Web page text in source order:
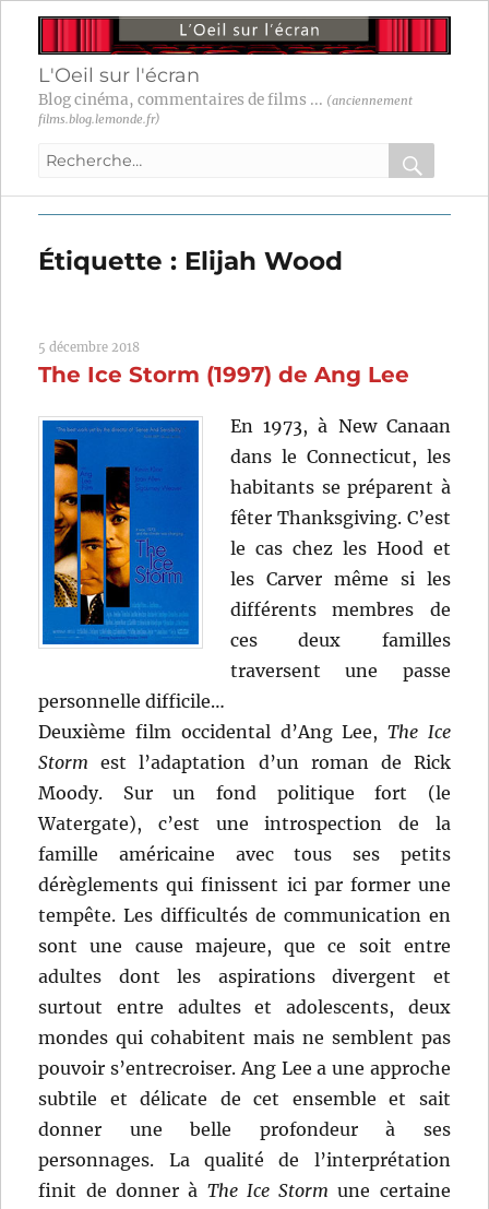
L'Oeil sur l'écran
Blog cinéma, commentaires de films ... (anciennement
films.blog.lemonde.fr)
Recherche
:
OK
Étiquette : Elijah Wood
5 décembre 2018
The Ice Storm (1997) de Ang Lee
En 1973, à New Canaan
dans le Connecticut, les
habitants se préparent à
fêter Thanksgiving. C’est
le cas chez les Hood et
les Carver même si les
différents membres de
ces deux familles
traversent une passe
personnelle difficile…
Deuxième film occidental d’Ang Lee, The Ice
Storm est l’adaptation d’un roman de Rick
Moody. Sur un fond politique fort (le
Watergate), c’est une introspection de la
famille américaine avec tous ses petits
dérèglements qui finissent ici par former une
tempête. Les difficultés de communication en
sont une cause majeure, que ce soit entre
adultes dont les aspirations divergent et
surtout entre adultes et adolescents, deux
mondes qui cohabitent mais ne semblent pas
pouvoir s’entrecroiser. Ang Lee a une approche
subtile et délicate de cet ensemble et sait
donner une belle profondeur à ses
personnages. La qualité de l’interprétation
finit de donner à The Ice Storm une certaine